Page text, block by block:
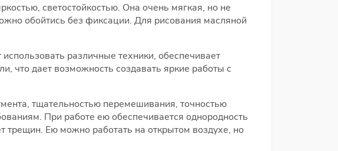
светостойкостью. Она очень мягкая, но не
обойтись без фиксации. Для рисования масляной
различные техники, обеспечивает
что дает возможность создавать яркие работы с
тщательностью перемешивания, точностью
При работе ею обеспечивается однородность
трещин. Ею можно работать на открытом воздухе, но